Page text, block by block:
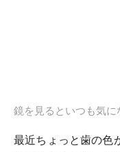
鏡を見るといつも気
最近ちょっと歯の色